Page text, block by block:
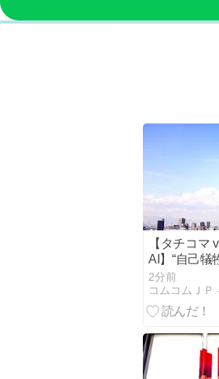
【タチコマ
AI】“自己犠
実現するの
の倫理構造
を比較する
2分前
コムコムＪＰ